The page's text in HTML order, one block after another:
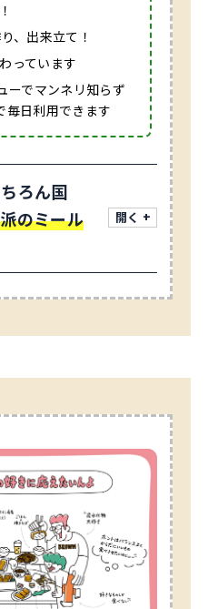
、出来立て！
っています
ーでマンネリ知らず
毎日利用できます
ろん国
のミール